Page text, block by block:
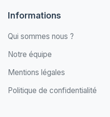
Informations
Qui sommes nous ?
Notre équipe
Mentions légales
Politique de confidentialité